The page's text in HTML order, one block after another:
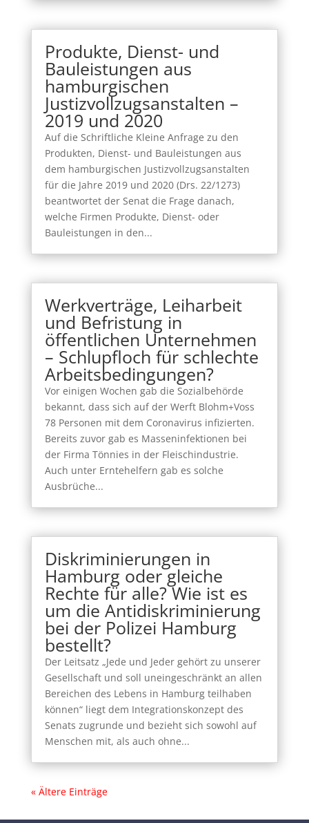
Produkte, Dienst- und
Bauleistungen aus
hamburgischen
Justizvollzugsanstalten –
2019 und 2020
Auf die Schriftliche Kleine Anfrage zu den
Produkten, Dienst- und Bauleistungen aus
dem hamburgischen Justizvollzugsanstalten
für die Jahre 2019 und 2020 (Drs. 22/1273)
beantwortet der Senat die Frage danach,
welche Firmen Produkte, Dienst- oder
Bauleistungen in den...
Werkverträge, Leiharbeit
und Befristung in
öffentlichen Unternehmen
– Schlupfloch für schlechte
Arbeitsbedingungen?
Vor einigen Wochen gab die Sozialbehörde
bekannt, dass sich auf der Werft Blohm+Voss
78 Personen mit dem Coronavirus infizierten.
Bereits zuvor gab es Masseninfektionen bei
der Firma Tönnies in der Fleischindustrie.
Auch unter Erntehelfern gab es solche
Ausbrüche...
Diskriminierungen in
Hamburg oder gleiche
Rechte für alle? Wie ist es
um die Antidiskriminierung
bei der Polizei Hamburg
bestellt?
Der Leitsatz „Jede und Jeder gehört zu unserer
Gesellschaft und soll uneingeschränkt an allen
Bereichen des Lebens in Hamburg teilhaben
können“ liegt dem Integrationskonzept des
Senats zugrunde und bezieht sich sowohl auf
Menschen mit, als auch ohne...
« Ältere Einträge